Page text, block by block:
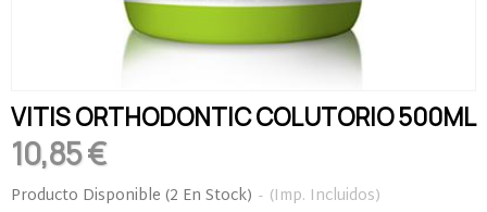
VITIS ORTHODONTIC COLUTORIO 500ML
10,85 €
Producto Disponible (2 En Stock) - (Imp. Incluidos)